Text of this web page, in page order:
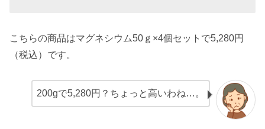
こちらの商品はマグネシウム50ｇ×4個セットで5,280円
（税込）です。
200gで5,280円？ちょっと高いわね…。